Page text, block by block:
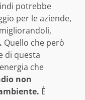
potrebbe
per le aziende,
Quello che però
di questa
che
non
È